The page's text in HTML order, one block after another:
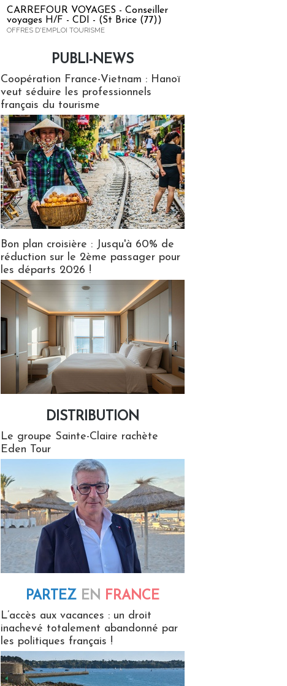
CARREFOUR VOYAGES - Conseiller
voyages H/F - CDI - (St Brice (77))
OFFRES D'EMPLOI TOURISME
PUBLI-NEWS
Coopération France-Vietnam : Hanoï
veut séduire les professionnels
français du tourisme
Bon plan croisière : Jusqu'à 60% de
réduction sur le 2ème passager pour
les départs 2026 !
DISTRIBUTION
Le groupe Sainte-Claire rachète
Eden Tour
PARTEZ EN FRANCE
L’accès aux vacances : un droit
inachevé totalement abandonné par
les politiques français !